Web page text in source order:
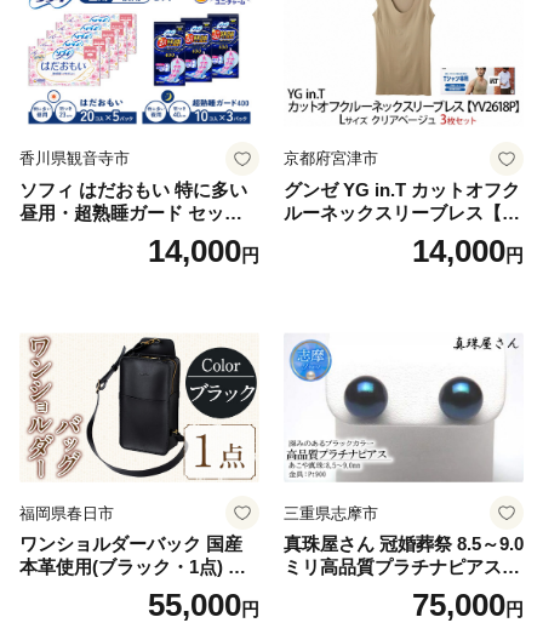
香川県観音寺市
ソフィ はだおもい 特に多い
昼用・超熟睡ガード セット
羽付き ナプキン 生理用品 サ
ニタリー ユニ・チャーム
14,000円
京都府宮津市
グンゼ YG in.T カットオフク
ルーネックスリーブレス【Y
V2618P】Lサイズ クリアベ
ージュ3枚セット [№5716-04
14,000円
福岡県春日市
ワンショルダーバック 国産
本革使用(ブラック・1点) 鞄
バック バッグ カバン レザー
国産 日本製 牛革 黒 革 革製
55,000円
三重県志摩市
真珠屋さん 冠婚葬祭 8.5～9.0
ミリ高品質プラチナピアス P
t900 志摩産アコヤ真珠 ブラ
ックパール 黒真珠75,000円